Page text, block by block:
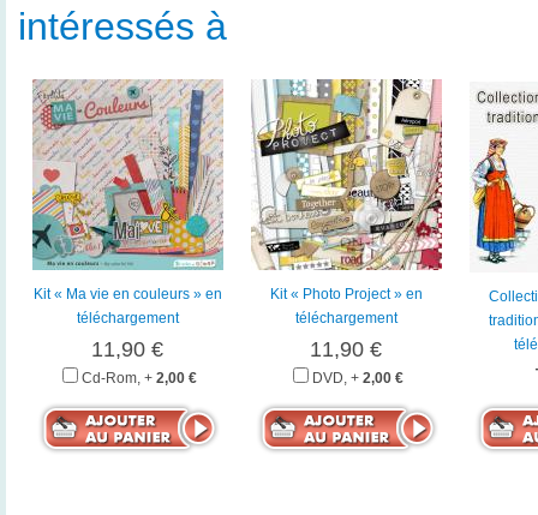
intéressés à
Kit « Ma vie en couleurs » en
téléchargement
11,90 €
Cd-Rom, + 2,00 €
Kit « Photo Project » en
téléchargement
11,90 €
DVD, + 2,00 €